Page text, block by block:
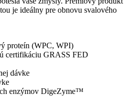
je ideálny pre obnovu svalového
proteín (WPC, WPI)
certifikáciu GRASS FED
dávke
enzýmov DigeZyme™